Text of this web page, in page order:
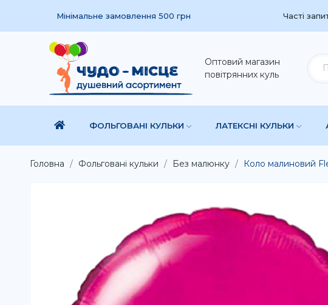
Мінімальне замовлення 500 грн Часті
Оптовий магазин
повітрянних куль
ФОЛЬГОВАНІ КУЛЬКИ ЛАТЕКСНІ КУЛЬКИ
Головна Фольговані кульки Без малюнку Коло малиновий